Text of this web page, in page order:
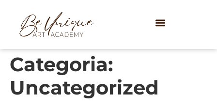
Categoria:
Uncategorized